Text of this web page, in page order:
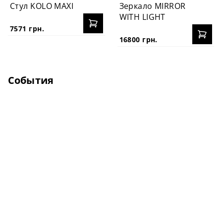
Стул KOLO MAXI
7571 грн.
Зеркало MIRROR
WITH LIGHT
16800 грн.
События